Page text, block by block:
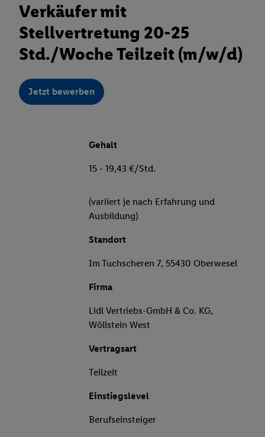
Verkäufer mit
Stellvertretung 20-25
Std./Woche Teilzeit (m/w/d)
Jetzt bewerben
Gehalt
15 - 19,43 €/Std.
(variiert je nach Erfahrung und
Ausbildung)
Standort
Im Tuchscheren 7, 55430 Oberwesel
Firma
Lidl Vertriebs-GmbH & Co. KG,
Wöllstein West
Vertragsart
Teilzeit
Einstiegslevel
Berufseinsteiger